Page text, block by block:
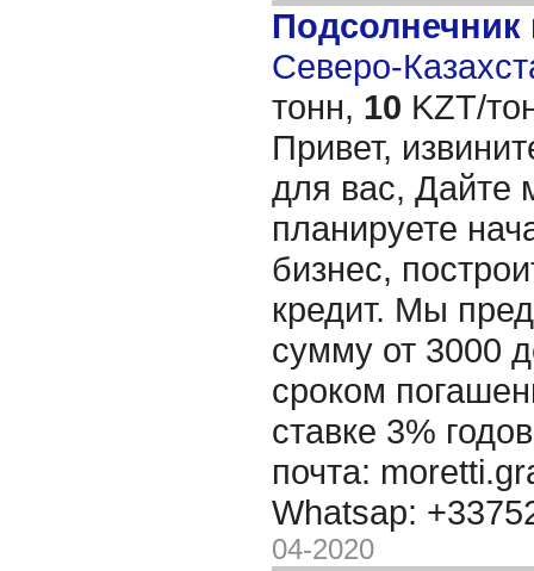
Подсолнечник
Северо-
тонн, 10 KZT/
Привет,
для вас, Дайте
планируете
бизнес,
кредит. Мы
сумму от 3000
сроком
ставке 3%
почта:
Whatsap:
04-2020